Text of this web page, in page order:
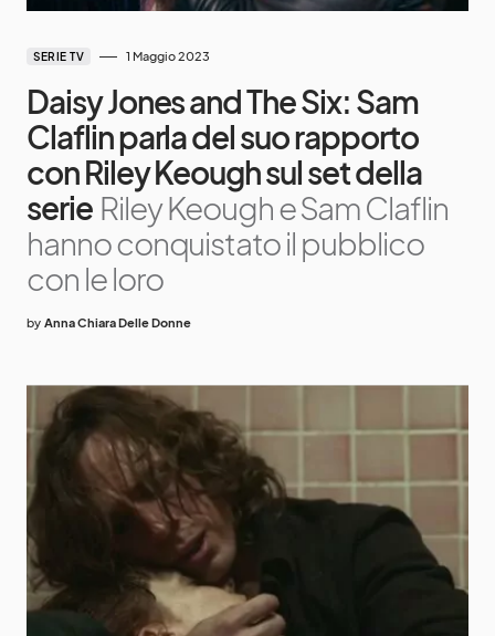
SERIE TV 1 Maggio 2023
Daisy Jones and The Six: Sam
Claflin parla del suo rapporto
con Riley Keough sul set della
serie Riley Keough e Sam Claflin
hanno conquistato il pubblico
con le loro
by Anna Chiara Delle Donne